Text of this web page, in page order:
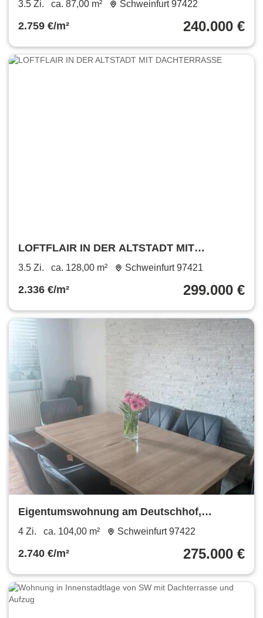
3.5 Zi. ca. 87,00 m² Schweinfurt 97422
2.759 €/m² 240.000 €
LOFTFLAIR IN DER ALTSTADT MIT
DACHTERRASSE
3.5 Zi. ca. 128,00 m² Schweinfurt 97421
2.336 €/m² 299.000 €
Eigentumswohnung am Deutschhof,
provisionsfrei
4 Zi. ca. 104,00 m² Schweinfurt 97422
2.740 €/m² 275.000 €